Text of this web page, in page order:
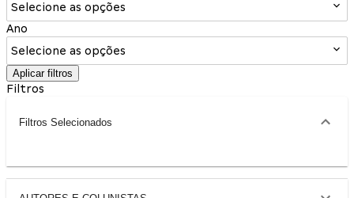
Selecione as opções
Ano
Selecione as opções
Aplicar filtros
Filtros
Filtros Selecionados